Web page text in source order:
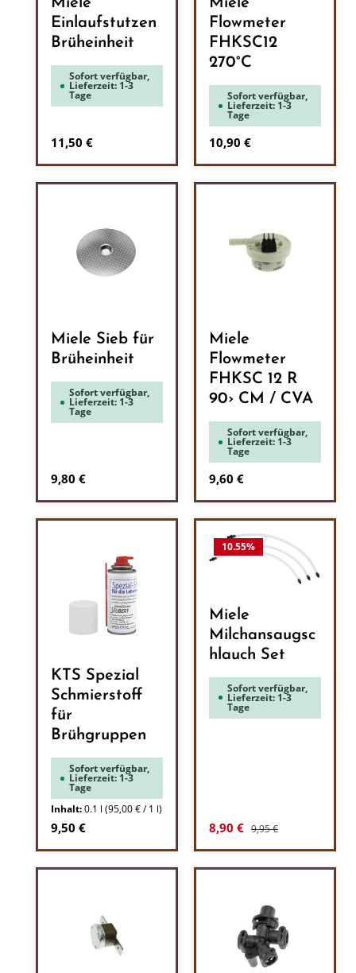
Miele
Einlaufstutzen
Brüheinheit
Sofort verfügbar,
Lieferzeit: 1-3
Tage
Regulärer Preis:
11,50 €
Miele
Flowmeter
FHKSC12
270°C
Sofort verfügbar,
Lieferzeit: 1-3
Tage
Regulärer Preis:
10,90 €
Miele Sieb für
Brüheinheit
Sofort verfügbar,
Lieferzeit: 1-3
Tage
Regulärer Preis:
9,80 €
Miele
Flowmeter
FHKSC 12 R
90› CM / CVA
Sofort verfügbar,
Lieferzeit: 1-3
Tage
Regulärer Preis:
9,60 €
KTS Spezial
Schmierstoff
für
Brühgruppen
Sofort verfügbar,
Lieferzeit: 1-3
Tage
Inhalt:0.1 l (95,00 € / 1 l)
Regulärer Preis:
9,50 €
10.55%
Miele
Milchansaugsc
hlauch Set
Sofort verfügbar,
Lieferzeit: 1-3
Tage
Verkaufspreis:
8,90 € Regulärer Preis:
9,95 €